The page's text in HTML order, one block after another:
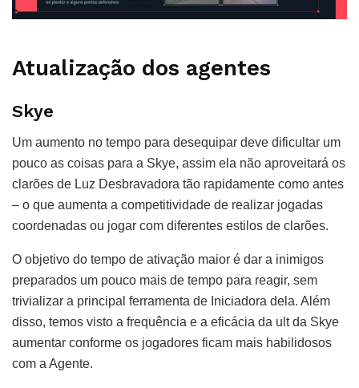
Atualização dos agentes
Skye
Um aumento no tempo para desequipar deve dificultar um
pouco as coisas para a Skye, assim ela não aproveitará os
clarões de Luz Desbravadora tão rapidamente como antes
– o que aumenta a competitividade de realizar jogadas
coordenadas ou jogar com diferentes estilos de clarões.
O objetivo do tempo de ativação maior é dar a inimigos
preparados um pouco mais de tempo para reagir, sem
trivializar a principal ferramenta de Iniciadora dela. Além
disso, temos visto a frequência e a eficácia da ult da Skye
aumentar conforme os jogadores ficam mais habilidosos
com a Agente.